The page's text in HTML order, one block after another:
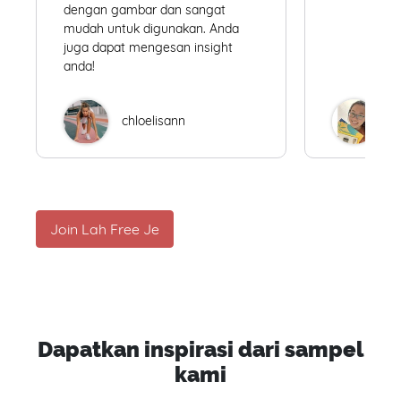
dengan gambar dan sangat
mudah untuk digunakan. Anda
juga dapat mengesan insight
anda!
chloelisann
Join Lah Free Je
Dapatkan inspirasi dari sampel
kami